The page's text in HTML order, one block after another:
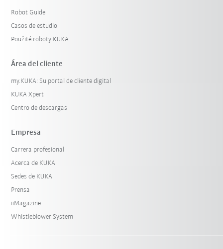
Robot Guide
Casos de estudio
Použité roboty KUKA
Área del cliente
my.KUKA: Su portal de cliente digital
KUKA Xpert
Centro de descargas
Empresa
Carrera profesional
Acerca de KUKA
Sedes de KUKA
Prensa
iiMagazine
Whistleblower System